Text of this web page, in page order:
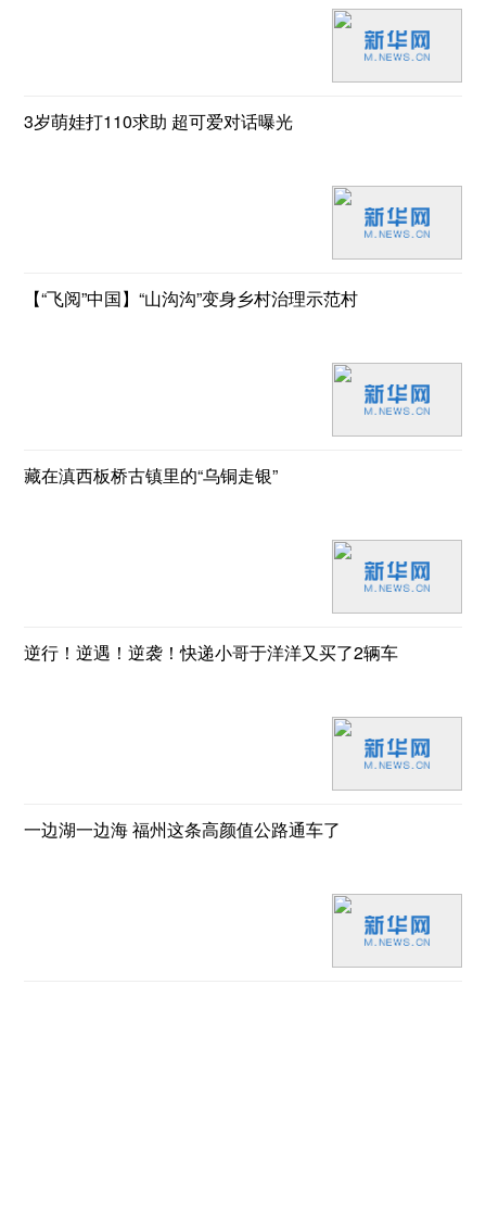
3岁萌娃打110求助 超可爱对话曝光
【“飞阅”中国】“山沟沟”变身乡村治理示范村
藏在滇西板桥古镇里的“乌铜走银”
逆行！逆遇！逆袭！快递小哥于洋洋又买了2辆车
一边湖一边海 福州这条高颜值公路通车了